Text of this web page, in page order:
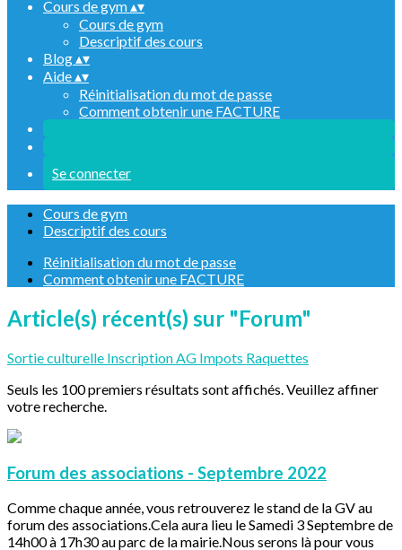
Cours de gym▴▾
Cours de gym
Descriptif des cours
Blog▴▾
Aide▴▾
Réinitialisation du mot de passe
Comment obtenir une FACTURE
Se connecter
Cours de gym
Descriptif des cours
Réinitialisation du mot de passe
Comment obtenir une FACTURE
Article(s) récent(s) sur "Forum"
Sortie culturelle InscriptionAG Impots Raquettes
Seuls les 100 premiers résultats sont affichés. Veuillez affiner
votre recherche.
Forum des associations - Septembre 2022
Comme chaque année, vous retrouverez le stand de la GV au
forum des associations.Cela aura lieu le Samedi 3 Septembre de
14h00 à 17h30 au parc de la mairie.Nous serons là pour vous